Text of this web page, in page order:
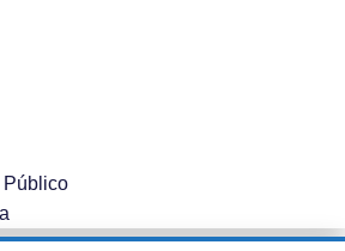
Público